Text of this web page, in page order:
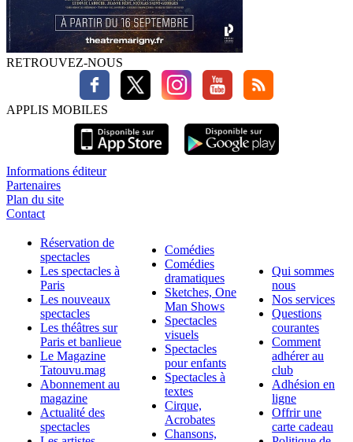
RETROUVEZ-NOUS
APPLIS MOBILES
Informations éditeur
Partenaires
Plan du site
Contact
Réservation de
spectacles
Les spectacles à
Paris
Les nouveaux
spectacles
Les théâtres sur
Paris et banlieue
Le Magazine
Tatouvu.mag
Abonnement au
magazine
Actualité des
spectacles
Comédies
Comédies
dramatiques
Sketches, One
Man Shows
Spectacles
visuels
Spectacles
pour enfants
Spectacles à
textes
Cirque,
Acrobates
Chansons,
Qui sommes
nous
Nos services
Questions
courantes
Comment
adhérer au
club
Adhésion en
ligne
Offrir une
carte cadeau